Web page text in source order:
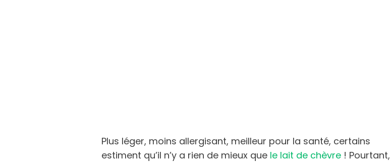
Plus léger, moins allergisant, meilleur pour la santé, certains
estiment qu’il n’y a rien de mieux que le lait de chèvre ! Pourtant,